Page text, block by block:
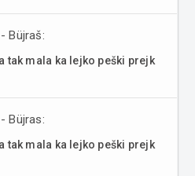
Büjraš:
tak mala ka lejko peški prejk
Büjras:
tak mala ka lejko peški prejk